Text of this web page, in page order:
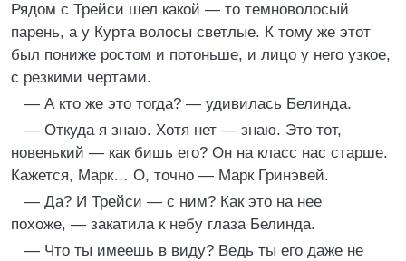
Рядом с Трейси шел какой — то темноволосый
парень, а у Курта волосы светлые. К тому же этот
был пониже ростом и потоньше, и лицо у него узкое,
с резкими чертами.
— А кто же это тогда? — удивилась Белинда.
— Откуда я знаю. Хотя нет — знаю. Это тот,
новенький — как бишь его? Он на класс нас старше.
Кажется, Марк… О, точно — Марк Гринэвей.
— Да? И Трейси — с ним? Как это на нее
похоже, — закатила к небу глаза Белинда.
— Что ты имеешь в виду? Ведь ты его даже не